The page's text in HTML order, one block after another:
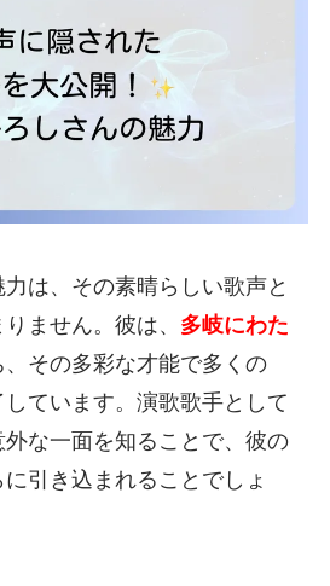
は、その素晴らしい歌声と
ません。彼は、 多岐にわた
、その多彩な才能で多くの
ています。演歌歌手として
な一面を知ることで、彼の
引き込まれることでしょ